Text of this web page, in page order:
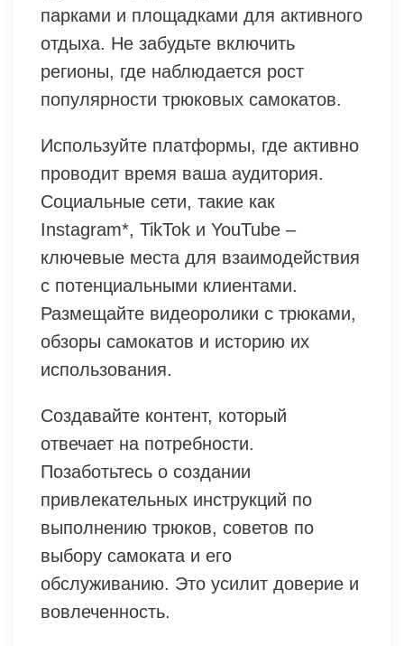
парками и площадками для активного
отдыха. Не забудьте включить
регионы, где наблюдается рост
популярности трюковых самокатов.
Используйте платформы, где активно
проводит время ваша аудитория.
Социальные сети, такие как
Instagram*, TikTok и YouTube –
ключевые места для взаимодействия
с потенциальными клиентами.
Размещайте видеоролики с трюками,
обзоры самокатов и историю их
использования.
Создавайте контент, который
отвечает на потребности.
Позаботьтесь о создании
привлекательных инструкций по
выполнению трюков, советов по
выбору самоката и его
обслуживанию. Это усилит доверие и
вовлеченность.